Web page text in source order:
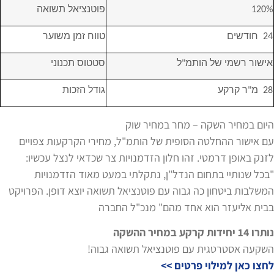
פוטנציאל תשואה 120%
טווח זמן משוער 24  חודשים
סטטוס תכנוני אישור רשמי של הותמ"ל
גודל הזכות 28  מ"ר קרקע
היום במחיר השקה – מחר במחיר שוק
עם אישור ההחלטה הסופית של הותמ"ל, מחירי הקרקעות צפויים
לזנק באופן דרמטי. זהו חלון הזדמנויות צר שכדאי לנצל עכשיו:
"בכל שנותיי בתחום הנדל"ן, נתקלתי במעט מאוד הזדמנויות
המשלבות ביטחון כה גבוה עם פוטנציאל תשואה יוצא דופן. הפרויקט
בבית אליעזר הוא אחד מהם" מנכ"ל החברה
נותרו 14 יחידות קרקע במחיר ההשקה
השקעה אסטרטגית עם פוטנציאל תשואה גבוה!
לחצו כאן למילוי פרטים >>